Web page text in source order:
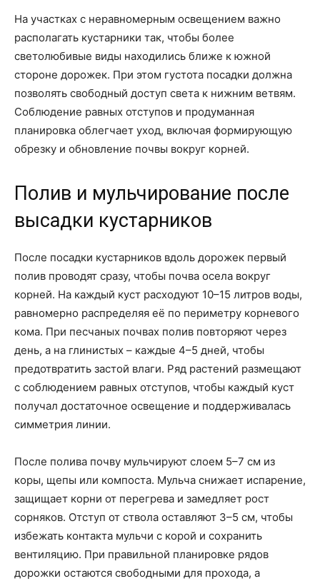
На участках с неравномерным освещением важно
располагать кустарники так, чтобы более
светолюбивые виды находились ближе к южной
стороне дорожек. При этом густота посадки должна
позволять свободный доступ света к нижним ветвям.
Соблюдение равных отступов и продуманная
планировка облегчает уход, включая формирующую
обрезку и обновление почвы вокруг корней.
Полив и мульчирование после
высадки кустарников
После посадки кустарников вдоль дорожек первый
полив проводят сразу, чтобы почва осела вокруг
корней. На каждый куст расходуют 10–15 литров воды,
равномерно распределяя её по периметру корневого
кома. При песчаных почвах полив повторяют через
день, а на глинистых – каждые 4–5 дней, чтобы
предотвратить застой влаги. Ряд растений размещают
с соблюдением равных отступов, чтобы каждый куст
получал достаточное освещение и поддерживалась
симметрия линии.
После полива почву мульчируют слоем 5–7 см из
коры, щепы или компоста. Мульча снижает испарение,
защищает корни от перегрева и замедляет рост
сорняков. Отступ от ствола оставляют 3–5 см, чтобы
избежать контакта мульчи с корой и сохранить
вентиляцию. При правильной планировке рядов
дорожки остаются свободными для прохода, а